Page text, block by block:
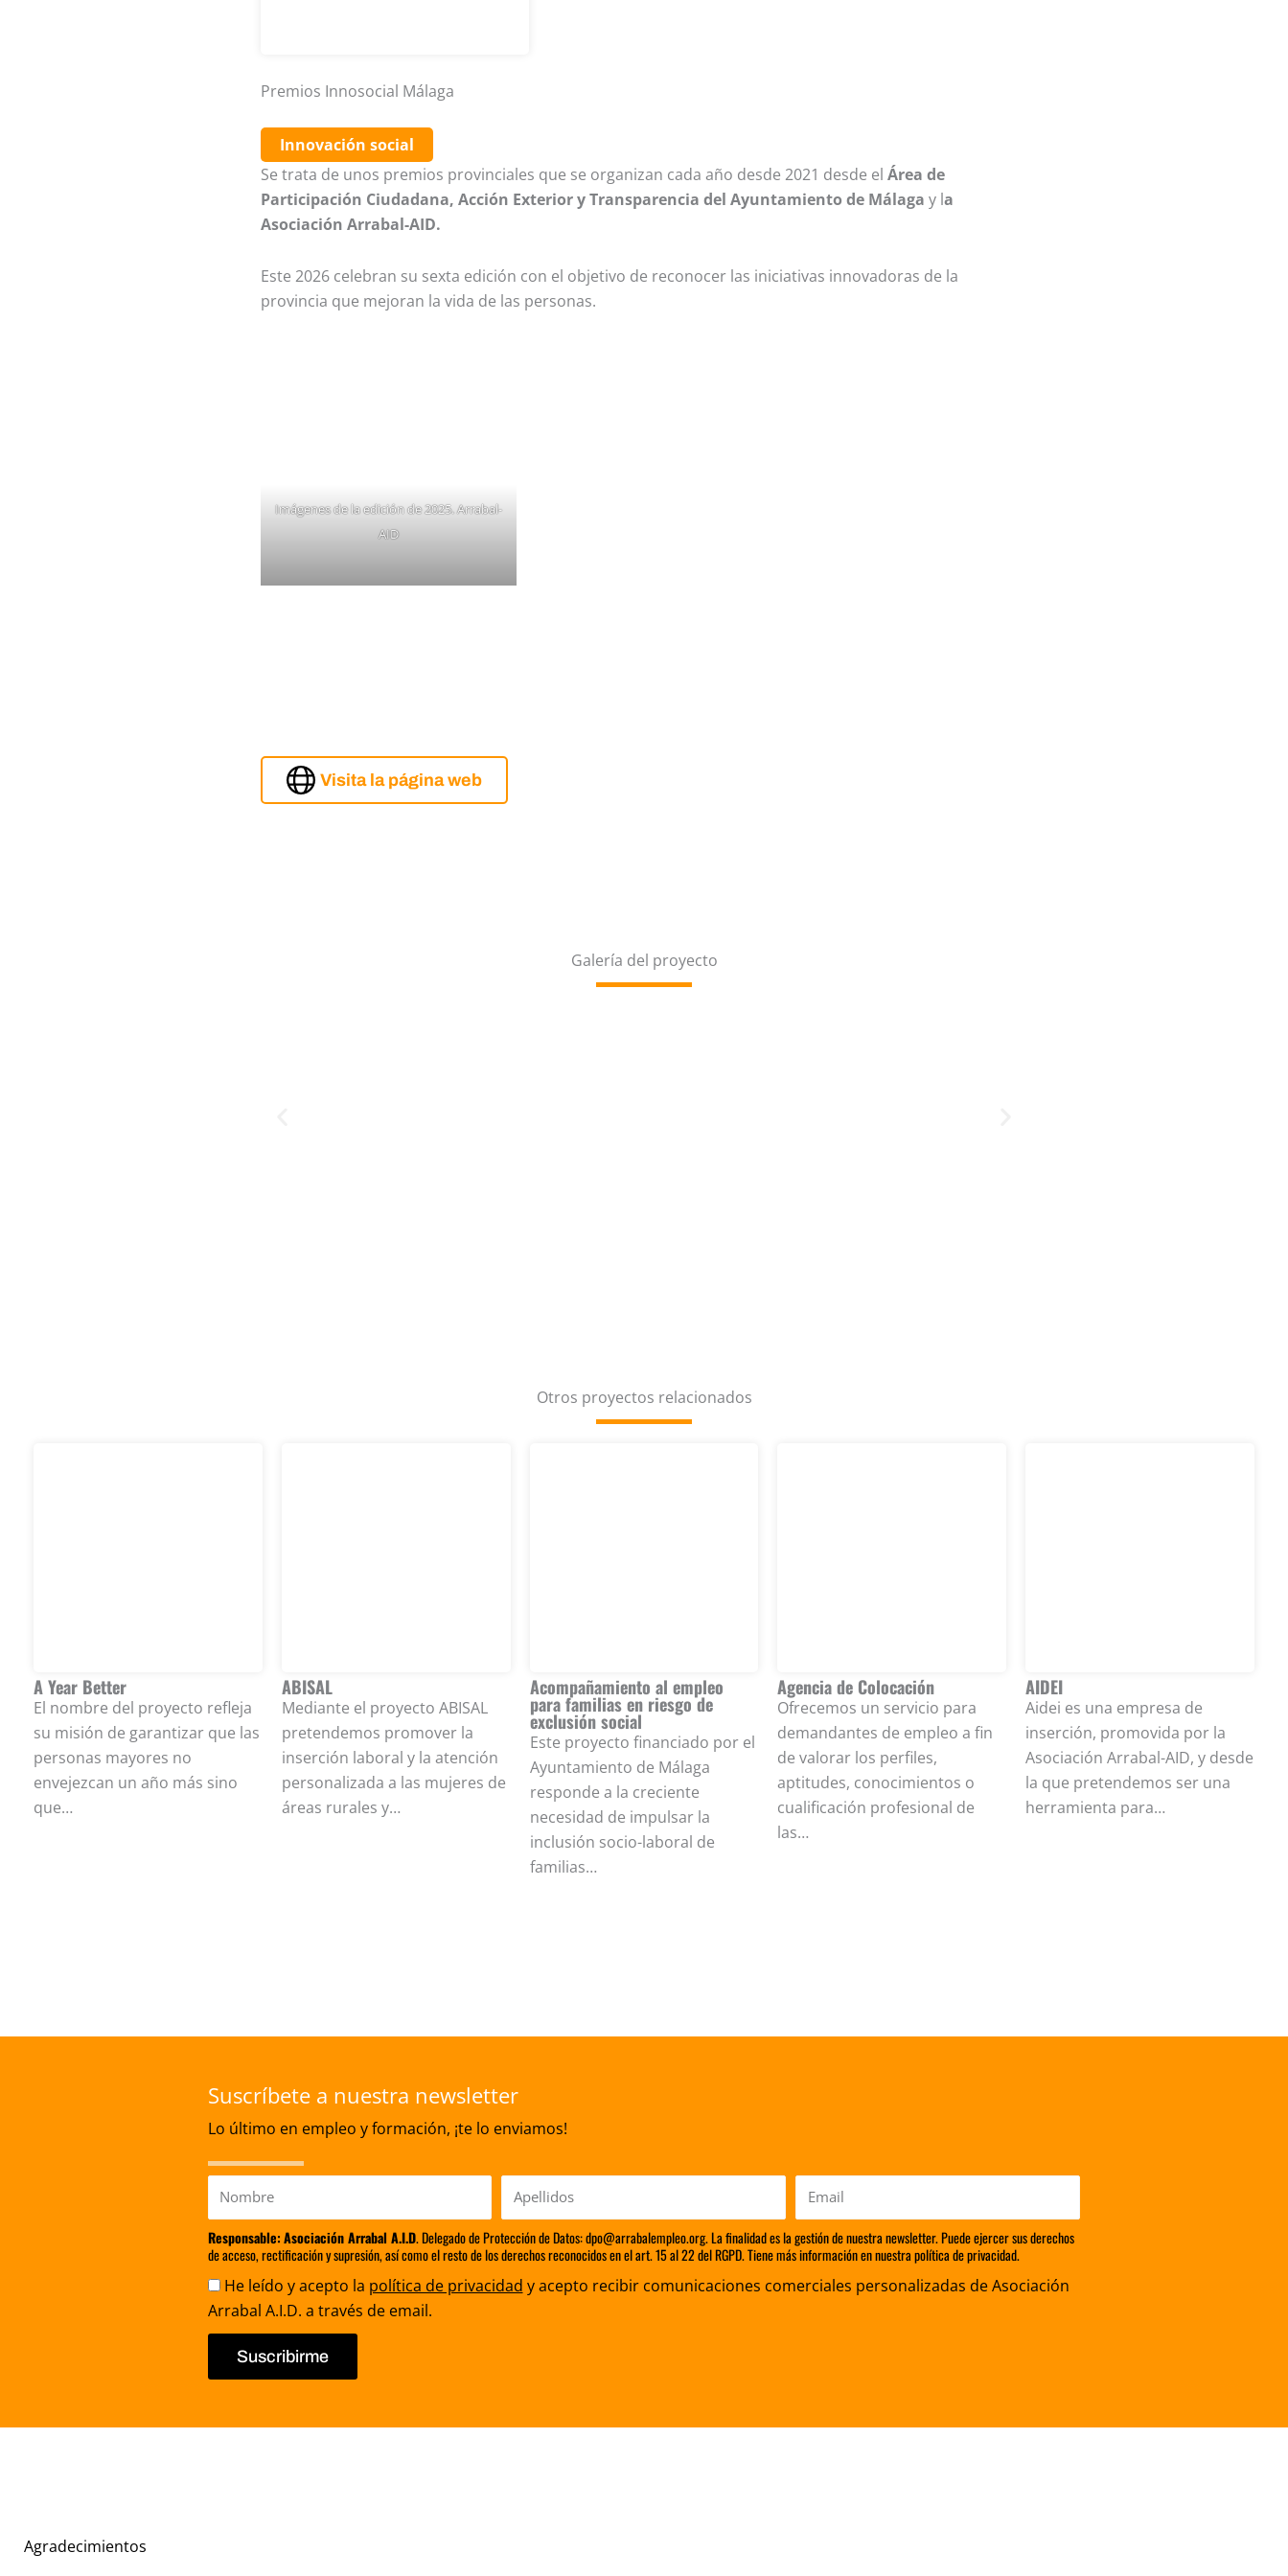
Premios Innosocial Málaga
Innovación social
Se trata de unos premios provinciales que se organizan cada año desde 2021 desde el Área de
Participación Ciudadana, Acción Exterior y Transparencia del Ayuntamiento de Málaga y la
Asociación Arrabal-AID.
Este 2026 celebran su sexta edición con el objetivo de reconocer las iniciativas innovadoras de la
provincia que mejoran la vida de las personas.
Imágenes de la edición de 2025. Arrabal-
AID
Visita la página web
Galería del proyecto
Otros proyectos relacionados
A Year Better
El nombre del proyecto refleja
su misión de garantizar que las
personas mayores no
envejezcan un año más sino
que…
ABISAL
Mediante el proyecto ABISAL
pretendemos promover la
inserción laboral y la atención
personalizada a las mujeres de
áreas rurales y…
Acompañamiento al empleo
para familias en riesgo de
exclusión social
Este proyecto financiado por el
Ayuntamiento de Málaga
responde a la creciente
necesidad de impulsar la
inclusión socio-laboral de
familias…
Agencia de Colocación
Ofrecemos un servicio para
demandantes de empleo a fin
de valorar los perfiles,
aptitudes, conocimientos o
cualificación profesional de
las…
AIDEI
Aidei es una empresa de
inserción, promovida por la
Asociación Arrabal-AID, y desde
la que pretendemos ser una
herramienta para…
Suscríbete a nuestra newsletter
Lo último en empleo y formación, ¡te lo enviamos!
Nombre Apellidos Email
Responsable:Asociación Arrabal A.I.D. Delegado de Protección de Datos: dpo@arrabalempleo.org. La finalidad es la gestión de nuestra newsletter. Puede ejercer sus derechos
de acceso, rectificación y supresión, así como el resto de los derechos reconocidos en el art. 15 al 22 del RGPD. Tiene más información en nuestra política de privacidad.
Aceptación
He leído y acepto la política de privacidad y acepto recibir comunicaciones comerciales personalizadas de Asociación
Arrabal A.I.D. a través de email.
Suscribirme
Agradecimientos